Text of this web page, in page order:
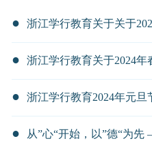
浙江学行教育关于关于
浙江学行教育关于2024年
浙江学行教育2024年元旦